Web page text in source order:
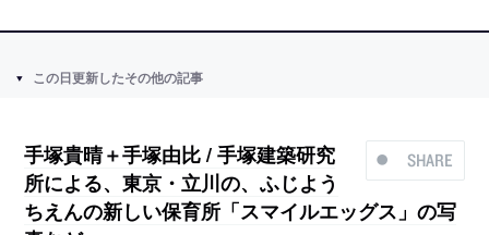
この日更新したその他の記事
SHARE
手塚貴晴＋手塚由比 / 手塚建築研究
所による、東京・立川の、ふじよう
ちえんの新しい保育所「スマイルエッグス」の写